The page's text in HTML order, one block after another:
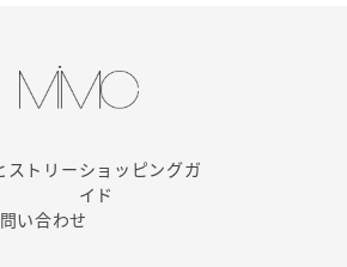
ストリーショッピングガ
イド
い合わせ